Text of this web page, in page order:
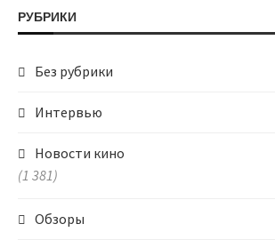
РУБРИКИ
Без рубрики
Интервью
Новости кино
(1 381)
Обзоры